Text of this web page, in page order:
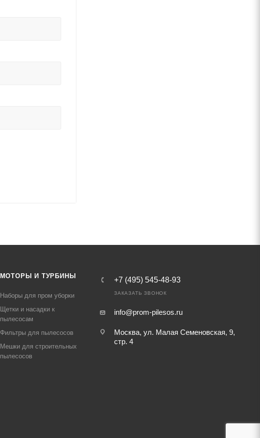
МОТОРЫ И ТУРБИНЫ
Наборы для пром уборки
Щетки и насадки к
пылесосам
Фильтры для пылесосов
Мешки для строительных
пылесосов
+7 (495) 545-48-93
ЗАКАЗАТЬ ЗВОНОК
info@prom-pilesos.ru
Москва, ул. Малая Семеновская, 9,
стр. 4